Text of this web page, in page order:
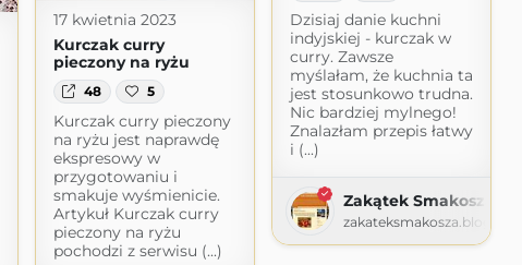
Dzisiaj danie kuchni
indyjskiej - kurczak w
curry. Zawsze
myślałam, że kuchnia ta
jest stosunkowo trudna.
Nic bardziej mylnego!
Znalazłam przepis łatwy
i (...)
Zakątek Smakosza
17 kwietnia 2023
Kurczak curry
pieczony na ryżu
48 5
Kurczak curry pieczony
na ryżu jest naprawdę
ekspresowy w
przygotowaniu i
smakuje wyśmienicie.
Artykuł Kurczak curry
pieczony na ryżu
pochodzi z serwisu (...)